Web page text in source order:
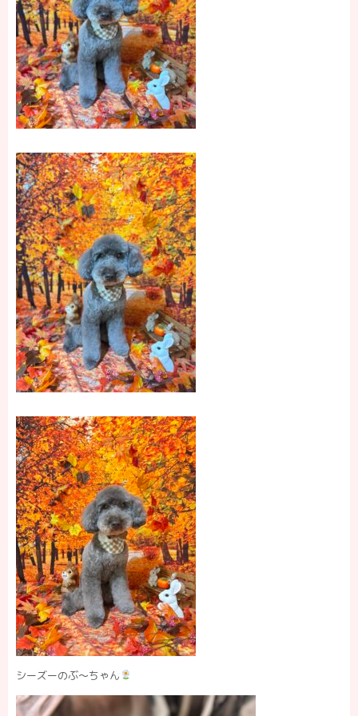
シーズーのぶ〜ちゃん